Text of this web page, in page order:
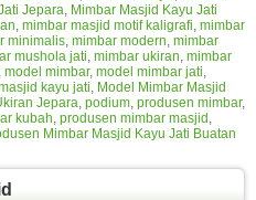
Jepara, Mimbar Masjid Kayu Jati
, mimbar masjid motif kaligrafi, mimbar
minimalis, mimbar modern, mimbar
mushola jati, mimbar ukiran, mimbar
, model mimbar, model mimbar jati,
kayu jati, Model Mimbar Masjid
Jepara, podium, produsen mimbar,
kubah, produsen mimbar masjid ,
Mimbar Masjid Kayu Jati Buatan